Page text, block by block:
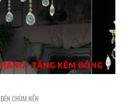
ĐÈN CHÙM NẾN